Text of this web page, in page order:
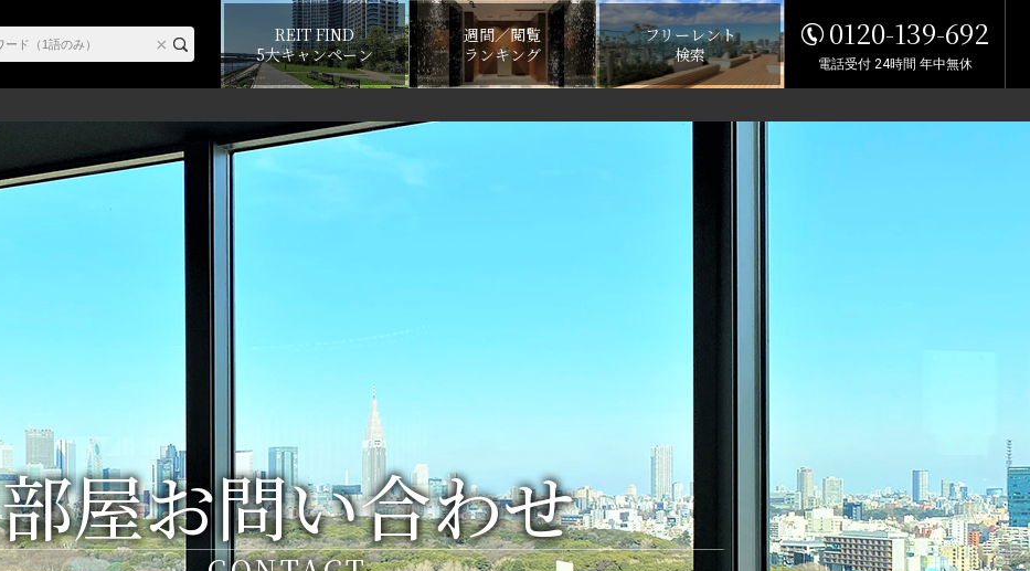
REIT FIND
5大キャンペーン
週間／閲覧
ランキング
フリーレント
検索
0120-139-692
電話受付 24時間 年中無休
部屋お問い合わせ